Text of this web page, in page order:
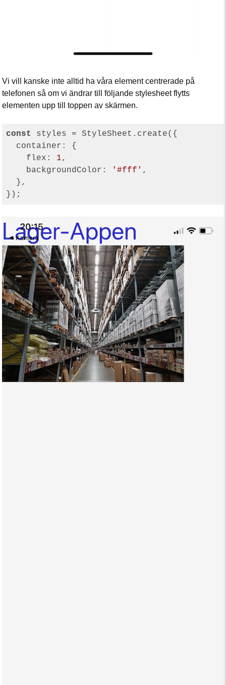
Vi vill kanske inte alltid ha våra element centrerade på
telefonen så om vi ändrar till följande stylesheet flytts
elementen upp till toppen av skärmen.
const
styles = StyleSheet.create({
container : {
flex : 1,
backgroundColor : '#fff' ,
  },